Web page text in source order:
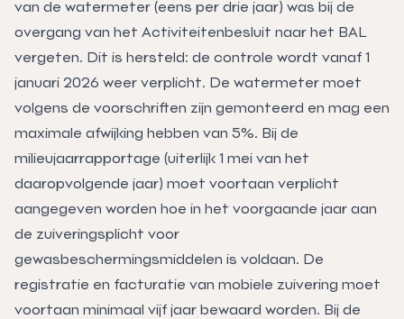
van de watermeter (eens per drie jaar) was bij de
overgang van het Activiteitenbesluit naar het BAL
vergeten. Dit is hersteld: de controle wordt vanaf 1
januari 2026 weer verplicht. De watermeter moet
volgens de voorschriften zijn gemonteerd en mag een
maximale afwijking hebben van 5%. Bij de
milieujaarrapportage (uiterlijk 1 mei van het
daaropvolgende jaar) moet voortaan verplicht
aangegeven worden hoe in het voorgaande jaar aan
de zuiveringsplicht voor
gewasbeschermingsmiddelen is voldaan. De
registratie en facturatie van mobiele zuivering moet
voortaan minimaal vijf jaar bewaard worden. Bij de